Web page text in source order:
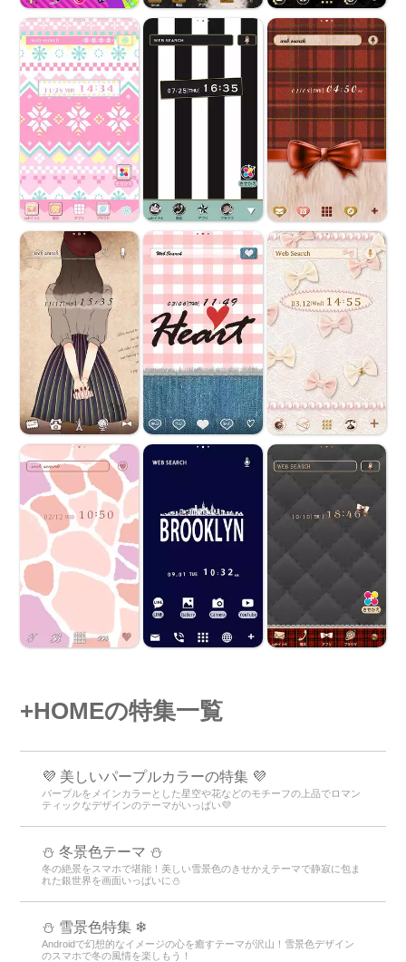
+HOMEの特集一覧
💜 美しいパープルカラーの特集 💜
パープルをメインカラーとした星空や花などのモチーフの上品でロマン
ティックなデザインのテーマがいっぱい💜
⛄️ 冬景色テーマ ⛄️
冬の絶景をスマホで堪能！美しい雪景色のきせかえテーマで静寂に包ま
れた銀世界を画面いっぱいに⛄️
⛄ 雪景色特集 ❄
Androidで幻想的なイメージの心を癒すテーマが沢山！雪景色デザイン
のスマホで冬の風情を楽しもう！